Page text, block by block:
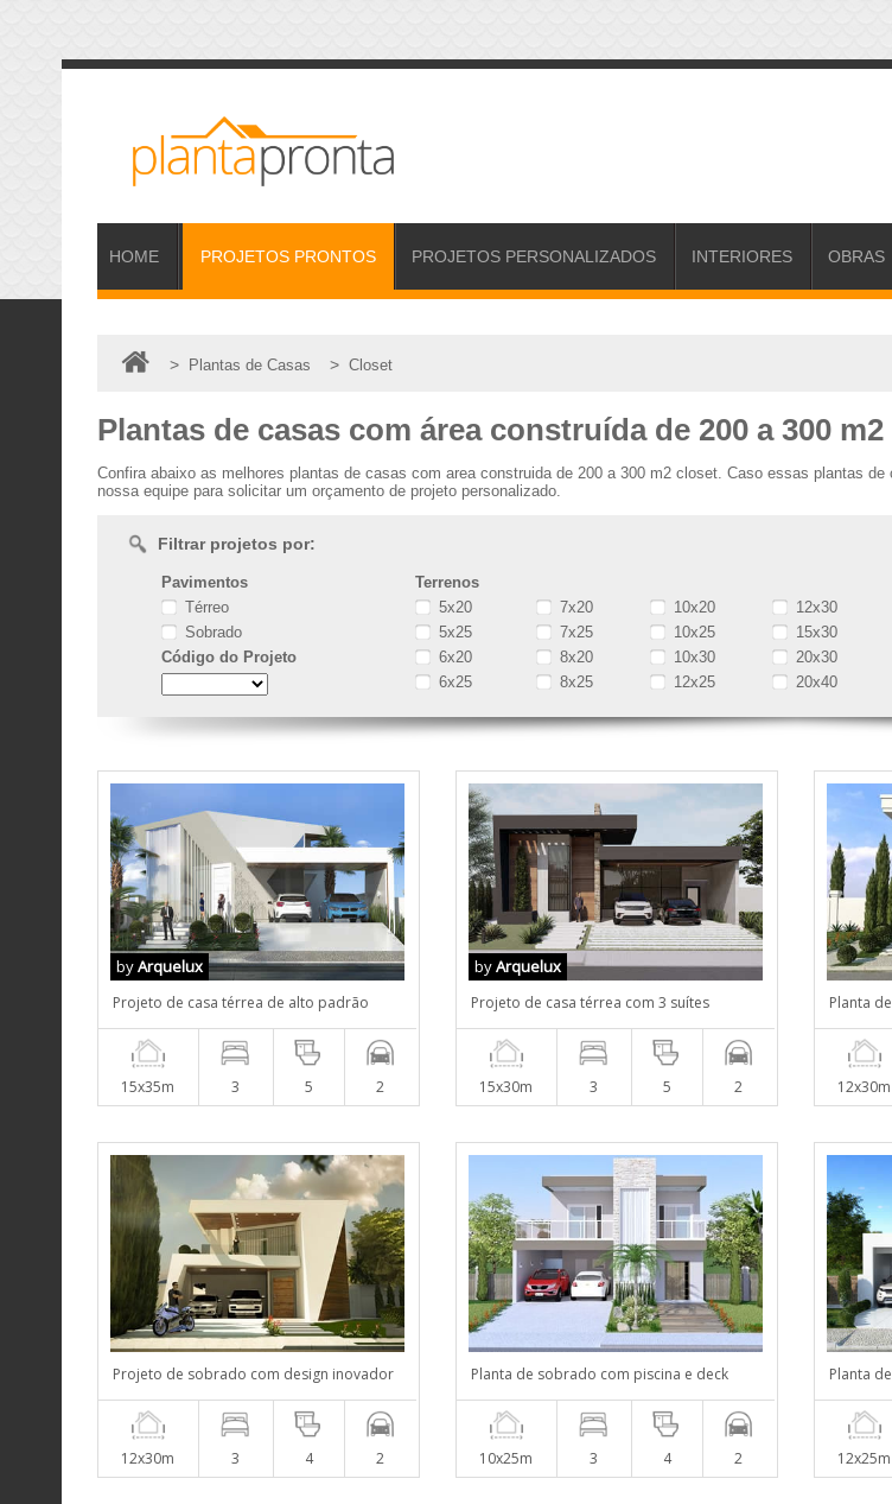
HOME PROJETOS PRONTOS PROJETOS PERSONALIZADOS INTERIORES OBRAS
> Plantas de Casas > Closet
Plantas de casas com área construída de 200 a 300
Confira abaixo as melhores plantas de casas com area construida de 200 a 300 m2 closet. Caso essas plantas
nossa equipe para solicitar um orçamento de projeto personalizado.
Filtrar projetos por:
Pavimentos
Térreo
Sobrado
Código do Projeto
Terrenos
5x20
5x25
6x20
6x25
7x20
7x25
8x20
8x25
10x20
10x25
10x30
12x25
12x30
15x30
20x30
20x40
byArquelux
Projeto de casa térrea de alto padrão
15x35m 3 5 2
byArquelux
Projeto de casa térrea com 3 suítes
15x30m 3 5 2
Planta
12x30m
Projeto de sobrado com design inovador
12x30m 3 4 2
Planta de sobrado com piscina e deck
10x25m 3 4 2
Planta
12x25m